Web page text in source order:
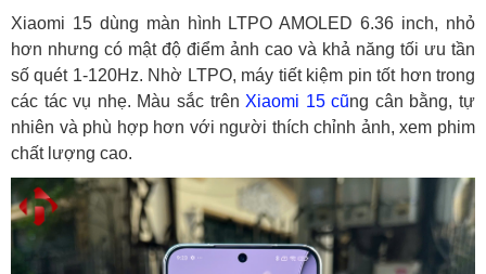
Xiaomi 15 dùng màn hình LTPO AMOLED 6.36 inch, nhỏ
hơn nhưng có mật độ điểm ảnh cao và khả năng tối ưu tần
số quét 1-120Hz. Nhờ LTPO, máy tiết kiệm pin tốt hơn trong
các tác vụ nhẹ. Màu sắc trên Xiaomi 15 cũng cân bằng, tự
nhiên và phù hợp hơn với người thích chỉnh ảnh, xem phim
chất lượng cao.